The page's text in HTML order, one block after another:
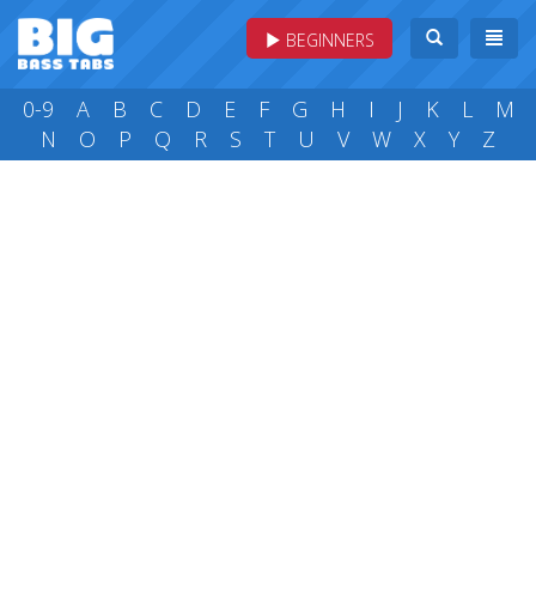
BEGINNERS
0-9 A B C D E F G H I J K L
M
N
O P Q R S T U V W X Y Z